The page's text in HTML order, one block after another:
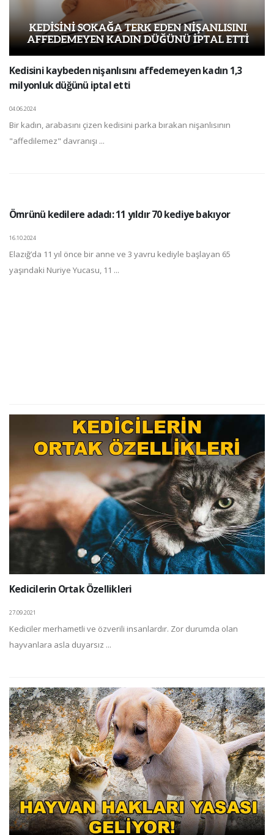
Kedisini kaybeden nişanlısını affedemeyen kadın 1,3
milyonluk düğünü iptal etti
04.06.2024
Bir kadın, arabasını çizen kedisini parka bırakan nişanlısının
"affedilemez" davranışı ...
Ömrünü kedilere adadı: 11 yıldır 70 kediye bakıyor
16.10.2024
Elazığ’da 11 yıl önce bir anne ve 3 yavru kediyle başlayan 65
yaşındaki Nuriye Yucasu, 11 ...
Kedicilerin Ortak Özellikleri
27.09.2021
Kediciler merhametli ve özverili insanlardır. Zor durumda olan
hayvanlara asla duyarsız ...